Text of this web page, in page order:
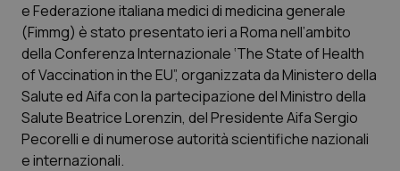
Studi e Analisi
Lettere al direttore
Edizioni Regionali
QS Pro
e Federazione italiana medici di medicina generale
(Fimmg) è stato presentato ieri a Roma nell’ambito
della Conferenza Internazionale ‘The State of Health
of Vaccination in the EU”, organizzata da Ministero della
Salute ed Aifa con la partecipazione del Ministro della
Salute Beatrice Lorenzin, del Presidente Aifa Sergio
Pecorelli e di numerose autorità scientifiche nazionali
e internazionali.